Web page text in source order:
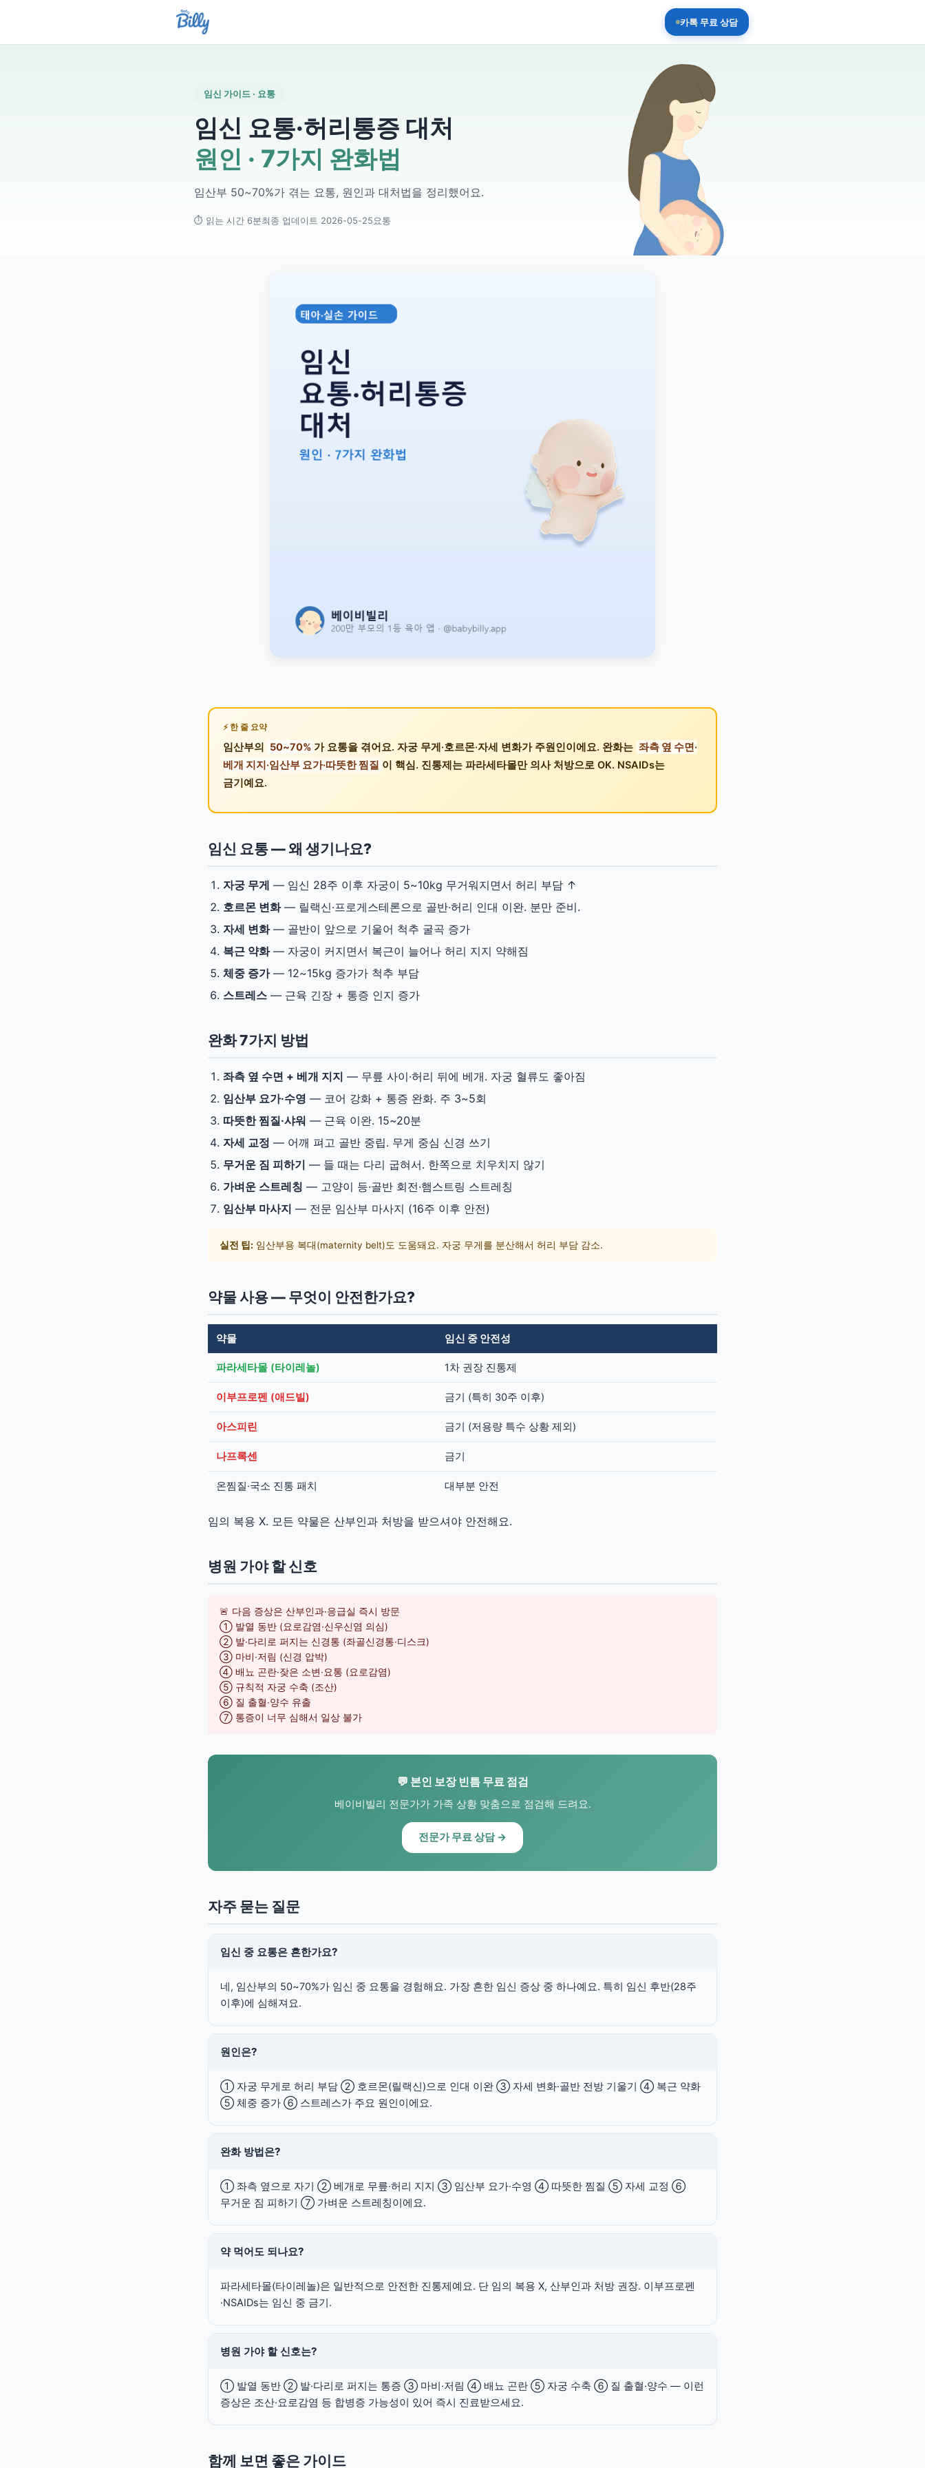
카톡 무료 상담
임신 가이드 · 요통
임신 요통·허리통증 대처
원인 · 7가지 완화법
임산부 50~70%가 겪는 요통, 원인과 대처법을 정리했어요.
⏱ 읽는 시간 6분최종 업데이트 2026-05-25요통
한 줄 요약
임산부의 50~70% 가 요통을 겪어요. 자궁 무게·호르몬·자세 변화가 주원인이에요. 완화는 좌측 옆 수면·
베개 지지·임산부 요가·따뜻한 찜질 이 핵심. 진통제는 파라세타몰만 의사 처방으로 OK. NSAIDs는
금기예요.
임신 요통 — 왜 생기나요?
자궁 무게 — 임신 28주 이후 자궁이 5~10kg 무거워지면서 허리 부담 ↑
호르몬 변화— 릴랙신·프로게스테론으로 골반·허리 인대 이완. 분만 준비.
자세 변화— 골반이 앞으로 기울어 척추 굴곡 증가
복근 약화— 자궁이 커지면서 복근이 늘어나 허리 지지 약해짐
체중 증가— 12~15kg 증가가 척추 부담
스트레스 — 근육 긴장 + 통증 인지 증가
완화 7가지 방법
좌측 옆 수면 + 베개 지지 — 무릎 사이·허리 뒤에 베개. 자궁 혈류도 좋아짐
임산부 요가·수영 — 코어 강화 + 통증 완화. 주 3~5회
따뜻한 찜질·샤워 — 근육 이완. 15~20분
자세 교정 — 어깨 펴고 골반 중립. 무게 중심 신경 쓰기
무거운 짐 피하기 — 들 때는 다리 굽혀서. 한쪽으로 치우치지 않기
가벼운 스트레칭 — 고양이 등·골반 회전·햄스트링 스트레칭
임산부 마사지 — 전문 임산부 마사지 (16주 이후 안전)
실전 팁: 임산부용 복대(maternity belt)도 도움돼요. 자궁 무게를 분산해서 허리 부담 감소.
약물 사용 — 무엇이 안전한가요?
약물 임신 중 안전성
파라세타몰 (타이레놀) 1차 권장 진통제
이부프로펜 (애드빌) 금기 (특히 30주 이후)
아스피린 금기 (저용량 특수 상황 제외)
나프록센 금기
온찜질·국소 진통 패치 대부분 안전
임의 복용 X. 모든 약물은 산부인과 처방을 받으셔야 안전해요.
병원 가야 할 신호
🚨 다음 증상은 산부인과·응급실 즉시 방문
① 발열 동반 (요로감염·신우신염 의심)
② 발·다리로 퍼지는 신경통 (좌골신경통·디스크)
③ 마비·저림 (신경 압박)
④ 배뇨 곤란·잦은 소변·요통 (요로감염)
⑤ 규칙적 자궁 수축 (조산)
⑥ 질 출혈·양수 유출
⑦ 통증이 너무 심해서 일상 불가
💬 본인 보장 빈틈 무료 점검
베이비빌리 전문가가 가족 상황 맞춤으로 점검해 드려요.
전문가 무료 상담 →
자주 묻는 질문
임신 중 요통은 흔한가요?
네, 임산부의 50~70%가 임신 중 요통을 경험해요. 가장 흔한 임신 증상 중 하나예요. 특히 임신 후반(28주
이후)에 심해져요.
원인은?
① 자궁 무게로 허리 부담 ② 호르몬(릴랙신)으로 인대 이완 ③ 자세 변화·골반 전방 기울기 ④ 복근 약화
⑤ 체중 증가 ⑥ 스트레스가 주요 원인이에요.
완화 방법은?
① 좌측 옆으로 자기 ② 베개로 무릎·허리 지지 ③ 임산부 요가·수영 ④ 따뜻한 찜질 ⑤ 자세 교정 ⑥
무거운 짐 피하기 ⑦ 가벼운 스트레칭이에요.
약 먹어도 되나요?
파라세타몰(타이레놀)은 일반적으로 안전한 진통제예요. 단 임의 복용 X, 산부인과 처방 권장. 이부프로펜
·NSAIDs는 임신 중 금기.
병원 가야 할 신호는?
① 발열 동반 ② 발·다리로 퍼지는 통증 ③ 마비·저림 ④ 배뇨 곤란 ⑤ 자궁 수축 ⑥ 질 출혈·양수 — 이런
증상은 조산·요로감염 등 합병증 가능성이 있어 즉시 진료받으세요.
함께 보면 좋은 가이드